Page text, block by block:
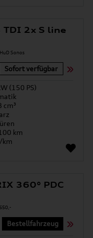
2x S line
Sofort verfügbar
(150 PS)
cm³
km
km
360° PDC
Bestellfahrzeug